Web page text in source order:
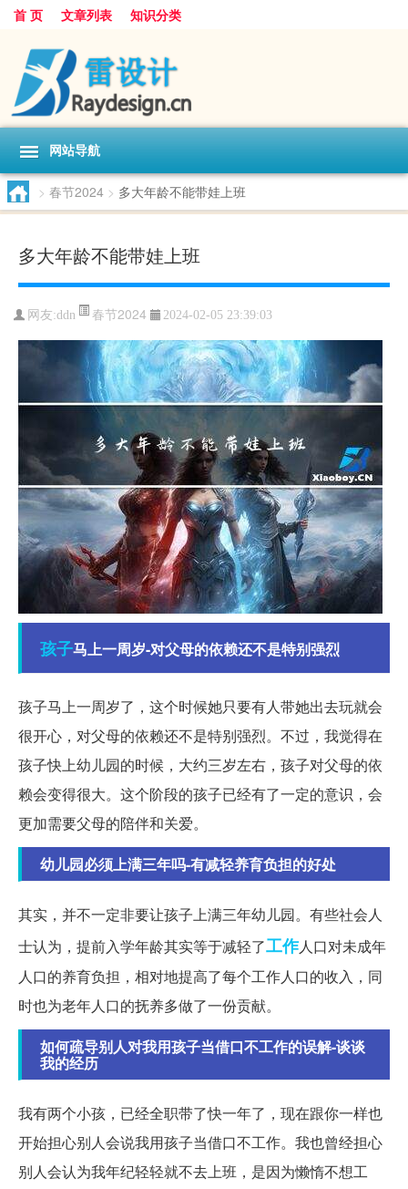
首 页 文章列表 知识分类
网站导航
> 春节2024 > 多大年龄不能带娃上班
多大年龄不能带娃上班
网友:ddn 春节2024 2024-02-05 23:39:03
孩子马上一周岁-对父母的依赖还不是特别强烈
孩子马上一周岁了，这个时候她只要有人带她出去玩就会
很开心，对父母的依赖还不是特别强烈。不过，我觉得在
孩子快上幼儿园的时候，大约三岁左右，孩子对父母的依
赖会变得很大。这个阶段的孩子已经有了一定的意识，会
更加需要父母的陪伴和关爱。
幼儿园必须上满三年吗-有减轻养育负担的好处
其实，并不一定非要让孩子上满三年幼儿园。有些社会人
士认为，提前入学年龄其实等于减轻了工作人口对未成年
人口的养育负担，相对地提高了每个工作人口的收入，同
时也为老年人口的抚养多做了一份贡献。
如何疏导别人对我用孩子当借口不工作的误解-谈谈
我的经历
我有两个小孩，已经全职带了快一年了，现在跟你一样也
开始担心别人会说我用孩子当借口不工作。我也曾经担心
别人会认为我年纪轻轻就不去上班，是因为懒惰不想工